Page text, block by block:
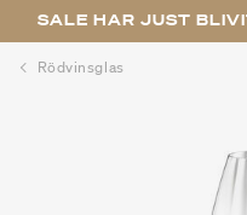
SALE HAR JUST
Rödvinsglas